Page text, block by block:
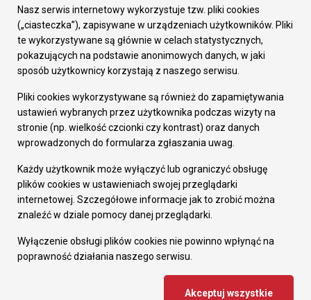
Załatw sprawę
Prezydent Miasta
Rada Miasta
Wydziały
Elektroniczna Skrzynka Podawcza
Gospodarka
Fundusze europejskie
Środki krajowe
Oferty inwestycyjne
Pozostałe
Deklaracja dostępności
Dane osobowe
Dodaj opinię o witrynie
Projekt i wdrożenie - MIGOMEDIA
Nasz serwis internetowy wykorzystuje tzw. pliki cookies
(„ciasteczka”), zapisywane w urządzeniach użytkowników. Pliki
te wykorzystywane są głównie w celach statystycznych,
pokazujących na podstawie anonimowych danych, w jaki
sposób użytkownicy korzystają z naszego serwisu.
Pliki cookies wykorzystywane są również do zapamiętywania
ustawień wybranych przez użytkownika podczas wizyty na
stronie (np. wielkość czcionki czy kontrast) oraz danych
wprowadzonych do formularza zgłaszania uwag.
Każdy użytkownik może wyłączyć lub ograniczyć obsługę
plików cookies w ustawieniach swojej przeglądarki
internetowej. Szczegółowe informacje jak to zrobić można
znaleźć w dziale pomocy danej przeglądarki.
Wyłączenie obsługi plików cookies nie powinno wpłynąć na
poprawność działania naszego serwisu.
Akceptuj wszystkie